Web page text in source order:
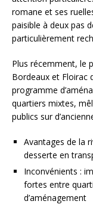
romane et ses
paisible à deux pas
particulièrement
Plus récemment, le
Bordeaux et Floirac
programme
quartiers mixtes,
publics sur
Avantages de la
desserte en
Inconvénients :
fortes entre
d’aménagement